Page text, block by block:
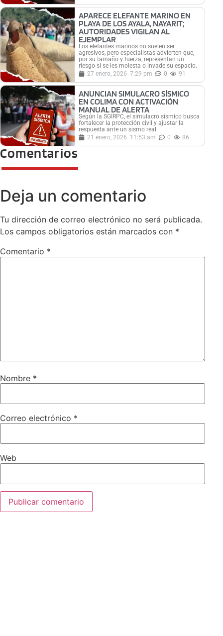
APARECE ELEFANTE MARINO EN
PLAYA DE LOS AYALA, NAYARIT;
AUTORIDADES VIGILAN AL
EJEMPLAR
Los elefantes marinos no suelen ser
agresivos, pero especialistas advierten que,
por su tamaño y fuerza, representan un
riesgo si se les molesta o invade su espacio.
27 enero, 2026 7:29 pm 0 91
ANUNCIAN SIMULACRO SÍSMICO
EN COLIMA CON ACTIVACIÓN
MANUAL DE ALERTA
Según la SGIRPC, el simulacro sísmico busca
fortalecer la protección civil y ajustar la
respuesta ante un sismo real.
21 enero, 2026 11:53 am 0 86
Comentarios
Deja un comentario
Tu dirección de correo electrónico no será publicada.
Los campos obligatorios están marcados con *
Comentario *
Nombre *
Correo electrónico *
Web